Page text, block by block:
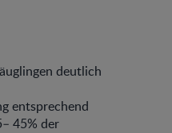
deutlich
entsprechend
45% der